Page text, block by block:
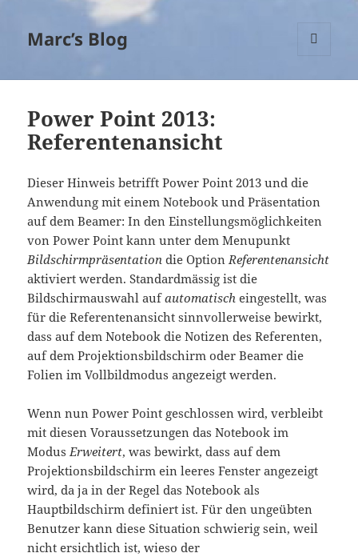
Marc’s Blog
Power Point 2013:
Referentenansicht
Dieser Hinweis betrifft Power Point 2013 und die
Anwendung mit einem Notebook und Präsentation
auf dem Beamer: In den Einstellungsmöglichkeiten
von Power Point kann unter dem Menupunkt
Bildschirmpräsentation die OptionReferentenansicht
aktiviert werden. Standardmässig ist die
Bildschirmauswahl aufautomatisch eingestellt, was
für die Referentenansicht sinnvollerweise bewirkt,
dass auf dem Notebook die Notizen des Referenten,
auf dem Projektionsbildschirm oder Beamer die
Folien im Vollbildmodus angezeigt werden.
Wenn nun Power Point geschlossen wird, verbleibt
mit diesen Voraussetzungen das Notebook im
ModusErweitert, was bewirkt, dass auf dem
Projektionsbildschirm ein leeres Fenster angezeigt
wird, da ja in der Regel das Notebook als
Hauptbildschirm definiert ist. Für den ungeübten
Benutzer kann diese Situation schwierig sein, weil
nicht ersichtlich ist, wieso der